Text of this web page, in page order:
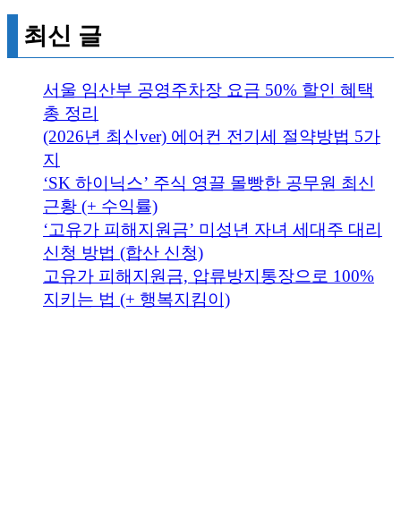
최신 글
서울 임산부 공영주차장 요금 50% 할인 혜택
총 정리
(2026년 최신ver) 에어컨 전기세 절약방법 5가
지
‘SK 하이닉스’ 주식 영끌 몰빵한 공무원 최신
근황 (+ 수익률)
‘고유가 피해지원금’ 미성년 자녀 세대주 대리
신청 방법 (합산 신청)
고유가 피해지원금, 압류방지통장으로 100%
지키는 법 (+ 행복지킴이)